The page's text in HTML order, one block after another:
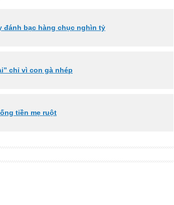
đánh bạc hàng chục nghìn tỷ
chỉ vì con gà nhép
tiền mẹ ruột